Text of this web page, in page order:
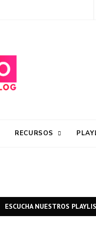
RECURSOS
ESCUCHA NUESTROS